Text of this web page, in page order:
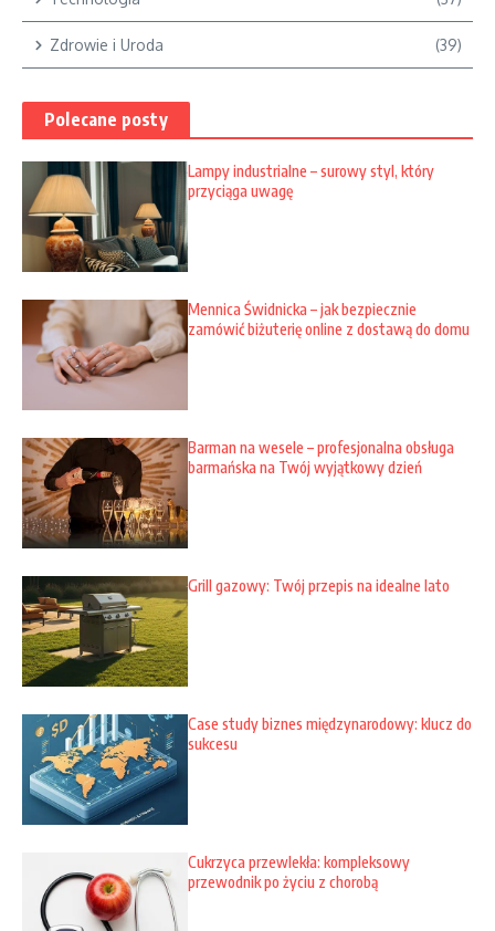
Zdrowie i Uroda (39)
Polecane posty
Lampy industrialne – surowy styl, który
przyciąga uwagę
Mennica Świdnicka – jak bezpiecznie
zamówić biżuterię online z dostawą do domu
Barman na wesele – profesjonalna obsługa
barmańska na Twój wyjątkowy dzień
Grill gazowy: Twój przepis na idealne lato
Case study biznes międzynarodowy: klucz do
sukcesu
Cukrzyca przewlekła: kompleksowy
przewodnik po życiu z chorobą